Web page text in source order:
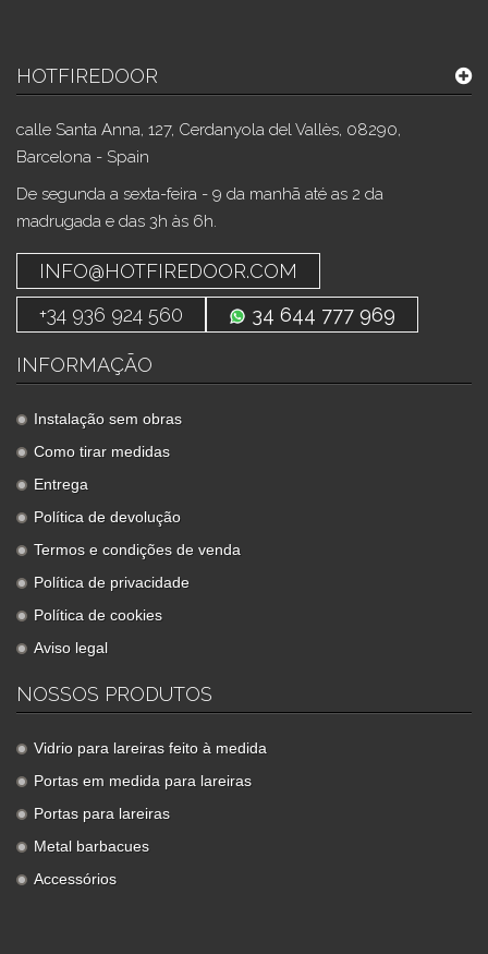
HOTFIREDOOR
calle Santa Anna, 127, Cerdanyola del Vallès, 08290,
Barcelona - Spain
De segunda a sexta-feira - 9 da manhã até as 2 da
madrugada e das 3h às 6h.
INFO@HOTFIREDOOR.COM
+34 936 924 560
34 644 777 969
INFORMAÇÃO
Instalação sem obras
Como tirar medidas
Entrega
Política de devolução
Termos e condições de venda
Política de privacidade
Política de cookies
Aviso legal
NOSSOS PRODUTOS
Vidrio para lareiras feito à medida
Portas em medida para lareiras
Portas para lareiras
Metal barbacues
Accessórios